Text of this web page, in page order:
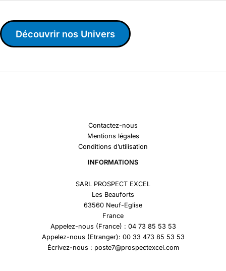
Découvrir nos Univers
Contactez-nous
Mentions légales
Conditions d’utilisation
INFORMATIONS
SARL PROSPECT EXCEL
Les Beauforts
63560 Neuf-Eglise
France
Appelez-nous (France) : 04 73 85 53 53
Appelez-nous (Etranger): 00 33 473 85 53 53
Écrivez-nous : poste7@prospectexcel.com